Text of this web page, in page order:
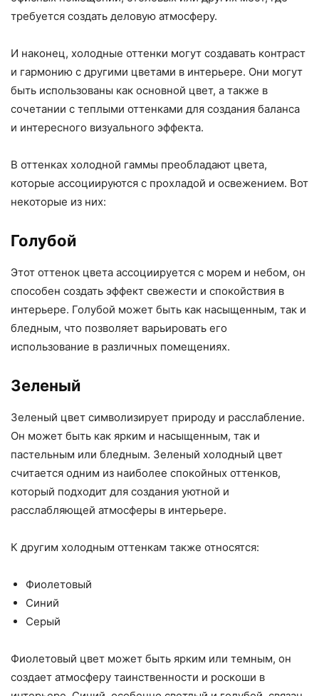
требуется создать деловую атмосферу.
И наконец, холодные оттенки могут создавать контраст
и гармонию с другими цветами в интерьере. Они могут
быть использованы как основной цвет, а также в
сочетании с теплыми оттенками для создания баланса
и интересного визуального эффекта.
В оттенках холодной гаммы преобладают цвета,
которые ассоциируются с прохладой и освежением. Вот
некоторые из них:
Голубой
Этот оттенок цвета ассоциируется с морем и небом, он
способен создать эффект свежести и спокойствия в
интерьере. Голубой может быть как насыщенным, так и
бледным, что позволяет варьировать его
использование в различных помещениях.
Зеленый
Зеленый цвет символизирует природу и расслабление.
Он может быть как ярким и насыщенным, так и
пастельным или бледным. Зеленый холодный цвет
считается одним из наиболее спокойных оттенков,
который подходит для создания уютной и
расслабляющей атмосферы в интерьере.
К другим холодным оттенкам также относятся:
Фиолетовый
Синий
Серый
Фиолетовый цвет может быть ярким или темным, он
создает атмосферу таинственности и роскоши в